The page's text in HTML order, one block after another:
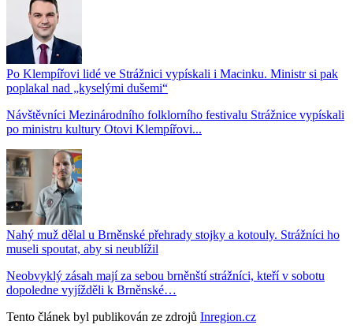
Po Klempířovi lidé ve Strážnici vypískali i Macinku. Ministr si pak
poplakal nad „kyselými dušemi“
Návštěvníci Mezinárodního folklorního festivalu Strážnice vypískali
po ministru kultury Otovi Klempířovi...
Nahý muž dělal u Brněnské přehrady stojky a kotouly. Strážníci ho
museli spoutat, aby si neublížil
Neobvyklý zásah mají za sebou brněnští strážníci, kteří v sobotu
dopoledne vyjížděli k Brněnské…
Tento článek byl publikován ze zdrojů Inregion.cz